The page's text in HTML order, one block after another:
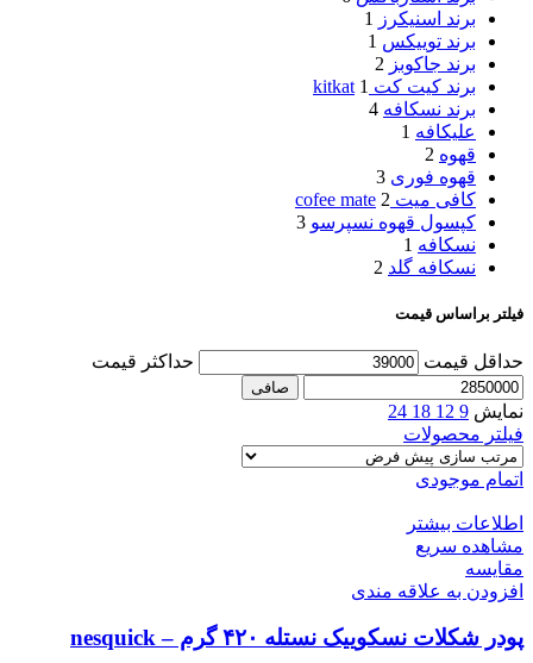
برند اسنیکرز
1
برند توییکس 1
برند جاکوبز 2
برند کیت کت kitkat 1
برند نسکافه 4
علیکافه 1
قهوه 2
قهوه فوری 3
کافی میت cofee mate 2
کپسول قهوه نسپرسو 3
نسکافه 1
نسکافه گلد 2
فیلتر براساس قیمت
حداقل قیمت حداكثر قيمت
صافی
نمایش 9
12
18
24
فیلتر محصولات
اتمام موجودی
اطلاعات بیشتر
مشاهده سریع
مقایسه
افزودن به علاقه مندی
پودر شکلات نسکوییک نستله ۴۲۰ گرم – nesquick